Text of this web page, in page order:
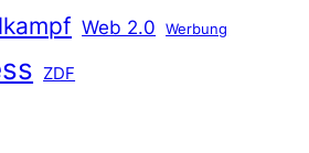
Web 2.0 Werbung
ZDF